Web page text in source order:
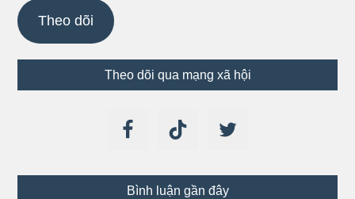
điện
tử
Theo dõi
Theo dõi qua mạng xã hội
Bình luận gần đây